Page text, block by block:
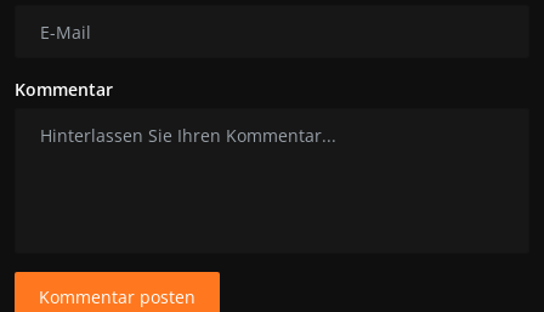
Kommentar
Kommentar posten